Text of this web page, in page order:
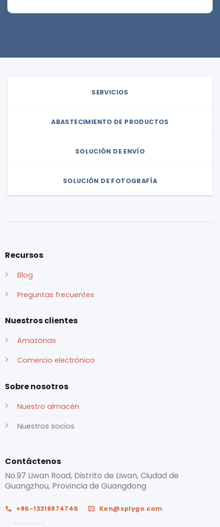
SERVICIOS
ABASTECIMIENTO DE PRODUCTOS
SOLUCIÓN DE ENVÍO
SOLUCIÓN DE FOTOGRAFÍA
Recursos
Blog
Preguntas frecuentes
Nuestros clientes
Amazonas
Comercio electrónico
Sobre nosotros
Nuestro almacén
Nuestros socios
Contáctenos
No.97 Liwan Road, Distrito de Liwan, Ciudad de
Guangzhou, Provincia de Guangdong
+86-13318874746 Ken@splygo.com